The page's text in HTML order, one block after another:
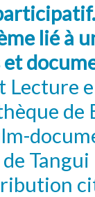
lié à
Lecture
de